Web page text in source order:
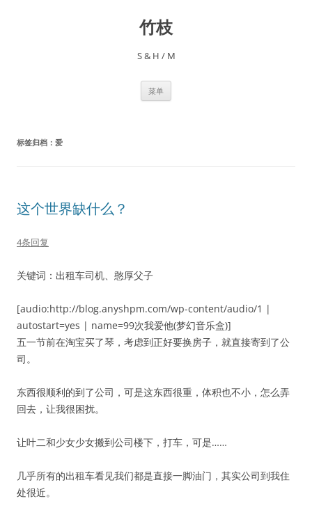
竹枝
S & H / M
菜单
标签归档： 爱
这个世界缺什么？
4条回复
关键词：出租车司机、憨厚父子
[audio:http://blog.anyshpm.com/wp-content/audio/1 |
autostart=yes | name=99次我爱他(梦幻音乐盒)]
五一节前在淘宝买了琴，考虑到正好要换房子，就直接寄到了公
司。
东西很顺利的到了公司，可是这东西很重，体积也不小，怎么弄
回去，让我很困扰。
让叶二和少女少女搬到公司楼下，打车，可是……
几乎所有的出租车看见我们都是直接一脚油门，其实公司到我住
处很近。